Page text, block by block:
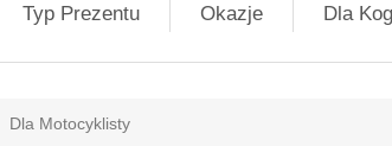
Typ Prezentu Okazje Dla
Dla Motocyklisty